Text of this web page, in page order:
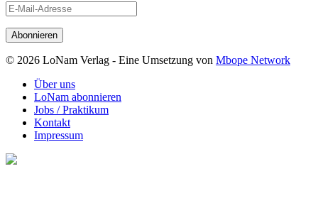
E-
Mail-
Adresse
© 2026 LoNam Verlag - Eine Umsetzung von Mbope Network
Über uns
LoNam abonnieren
Jobs / Praktikum
Kontakt
Impressum